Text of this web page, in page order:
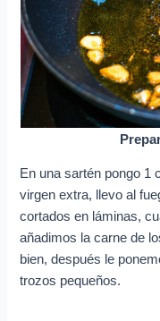
En una sartén pongo 1
virgen extra, llevo al
cortados en láminas,
añadimos la carne de
bien, después le
trozos pequeños.